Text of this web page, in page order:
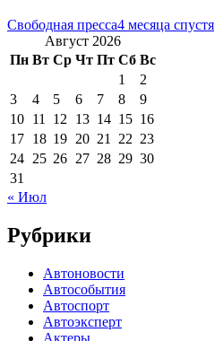
Свободная пресса4 месяца спустя
Август 2026
Пн Вт Ср Чт Пт Сб Вс
1
2
3
4 5 6 7 8
9
10 11 12 13 14 15 16
17 18 19 20 21 22 23
24 25 26 27 28 29 30
31
« Июл
Рубрики
Автоновости
Автособытия
Автоспорт
Автоэксперт